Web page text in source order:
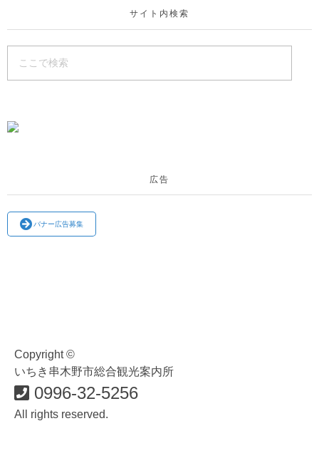
サイト内検索
広告
バナー広告募集
Copyright ©
いちき串木野市総合観光案内所
0996-32-5256
All rights reserved.